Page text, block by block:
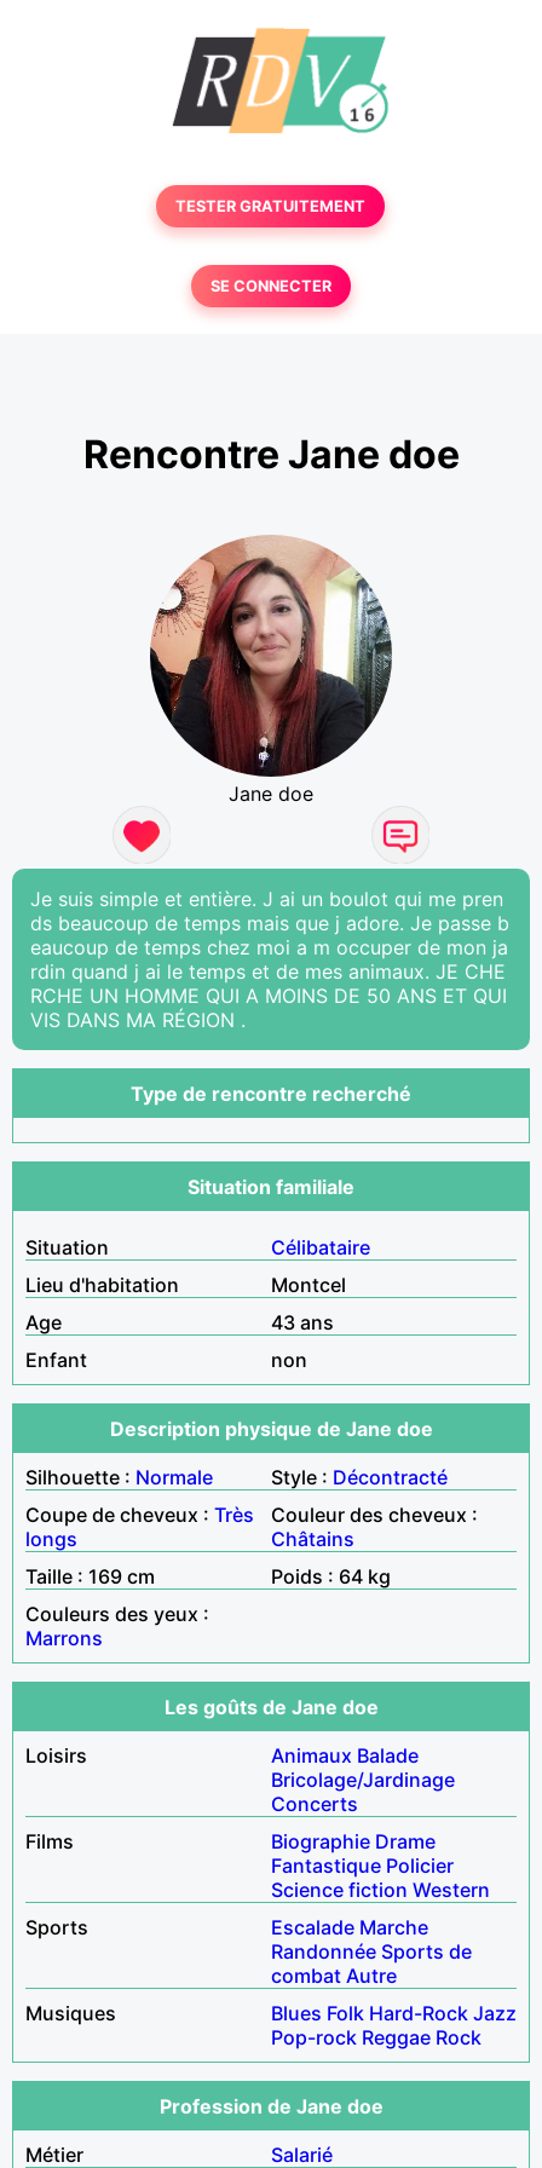
TESTER GRATUITEMENT
SE CONNECTER
Rencontre Jane doe
Jane doe
Je suis simple et entière. J ai un boulot qui me pren
ds beaucoup de temps mais que j adore. Je passe b
eaucoup de temps chez moi a m occuper de mon ja
rdin quand j ai le temps et de mes animaux. JE CHE
RCHE UN HOMME QUI A MOINS DE 50 ANS ET QUI
VIS DANS MA RÉGION .
Type de rencontre recherché
Situation familiale
Situation
Célibataire
Lieu d'habitation
Montcel
Age
43 ans
Enfant
non
Description physique de Jane doe
Silhouette : Normale Style : Décontracté
Coupe de cheveux : Très
longs
Couleur des cheveux :
Châtains
Taille : 169 cm
Poids : 64 kg
Couleurs des yeux :
Marrons
Les goûts de Jane doe
Loisirs
Animaux Balade
Bricolage/Jardinage
Concerts
Films
Biographie Drame
Fantastique Policier
Science fiction Western
Sports
Escalade Marche
Randonnée Sports de
combat Autre
Musiques
Blues Folk Hard-Rock Jazz
Pop-rock Reggae Rock
Profession de Jane doe
Métier
Salarié